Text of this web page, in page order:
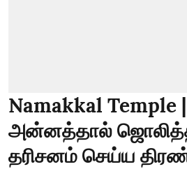
Namakkal Temple
அன்னத்தால்
தரிசனம் செய்ய